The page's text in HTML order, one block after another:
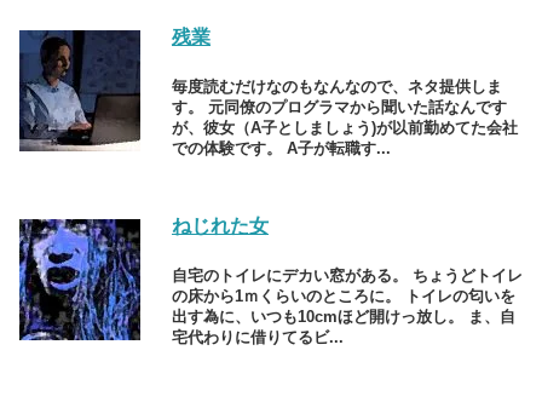
残業
毎度読むだけなのもなんなので、ネタ提供しま
す。 元同僚のプログラマから聞いた話なんです
が、彼女（A子としましょう)が以前勤めてた会社
での体験です。 A子が転職す...
ねじれた女
自宅のトイレにデカい窓がある。 ちょうどトイレ
の床から1ｍくらいのところに。 トイレの匂いを
出す為に、いつも10cmほど開けっ放し。 ま、自
宅代わりに借りてるビ...